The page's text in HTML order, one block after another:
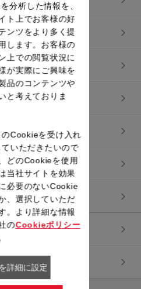
分析した情報を、
ト上でお客様の好
ンツをより多く提
します。お客様の
上での閲覧状況に
が実際にご興味を
品のコンテンツや
と考えておりま
のCookieを受け入れ
いただきたいので
どのCookieを使用
当社サイトを効果
必要のないCookie
、選択していただ
。より詳細な情報
のCookieポリシー
詳細に設定